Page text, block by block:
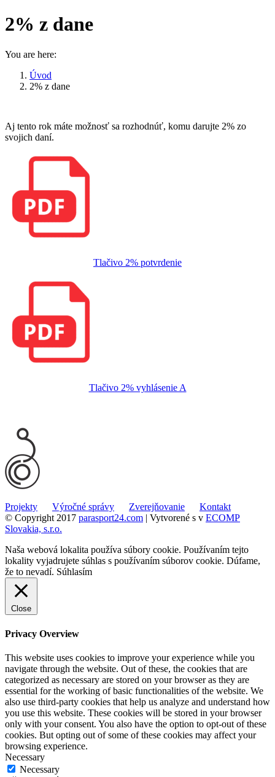
2% z dane
You are here:
Úvod
2% z dane
Aj tento rok máte možnosť sa rozhodnúť, komu darujte 2% zo
svojich daní.
Tlačivo 2% potvrdenie
Tlačivo 2% vyhlásenie A
Projekty Výročné správy Zverejňovanie
Kontakt
© Copyright 2017 parasport24.com | Vytvorené s v ECOMP
Slovakia, s.r.o.
Naša webová lokalita používa súbory cookie. Používaním tejto
lokality vyjadrujete súhlas s používaním súborov cookie. Dúfame,
že to nevadí. Súhlasím
Close
Privacy Overview
This website uses cookies to improve your experience while you
navigate through the website. Out of these, the cookies that are
categorized as necessary are stored on your browser as they are
essential for the working of basic functionalities of the website. We
also use third-party cookies that help us analyze and understand how
you use this website. These cookies will be stored in your browser
only with your consent. You also have the option to opt-out of these
cookies. But opting out of some of these cookies may affect your
browsing experience.
Necessary
Necessary